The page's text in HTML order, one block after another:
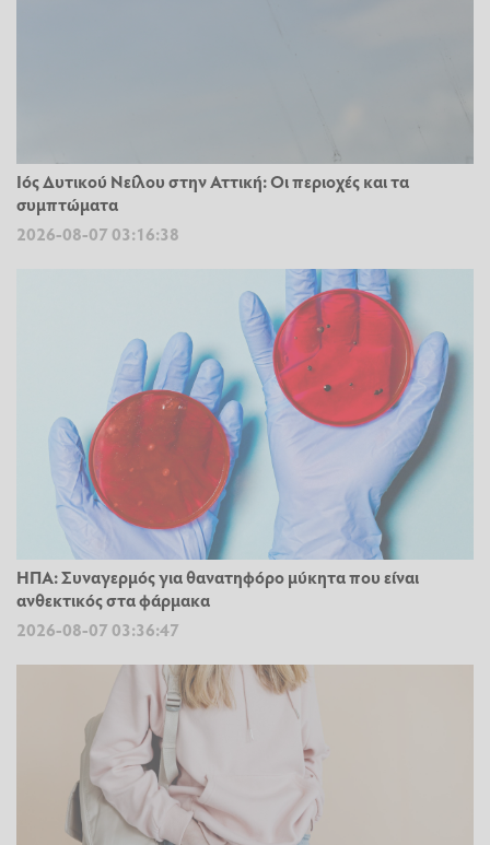
Ιός Δυτικού Νείλου στην Αττική: Οι περιοχές και τα
συμπτώματα
2026-08-07 03:16:38
ΗΠΑ: Συναγερμός για θανατηφόρο μύκητα που είναι
ανθεκτικός στα φάρμακα
2026-08-07 03:36:47